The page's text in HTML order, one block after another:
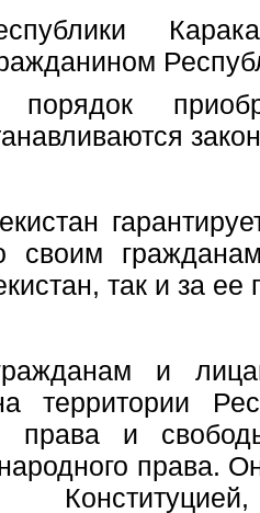
своим
так и за
и
территории
права и
права.